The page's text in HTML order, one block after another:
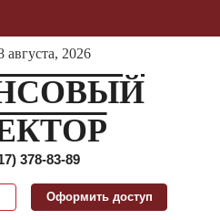
августа, 2026
378-83-89
Оформить доступ